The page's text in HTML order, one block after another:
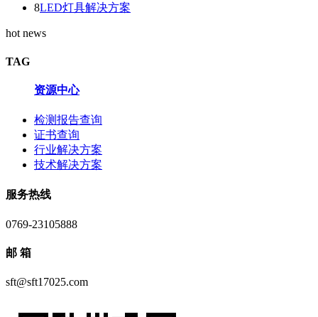
8LED灯具解决方案
hot news
TAG
资源中心
检测报告查询
证书查询
行业解决方案
技术解决方案
服务热线
0769-23105888
邮 箱
sft@sft17025.com